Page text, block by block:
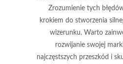
Zrozumienie tych
krokiem do stworzenia
wizerunku. Warto
rozwijanie swojej
najczęstszych przeszkód i